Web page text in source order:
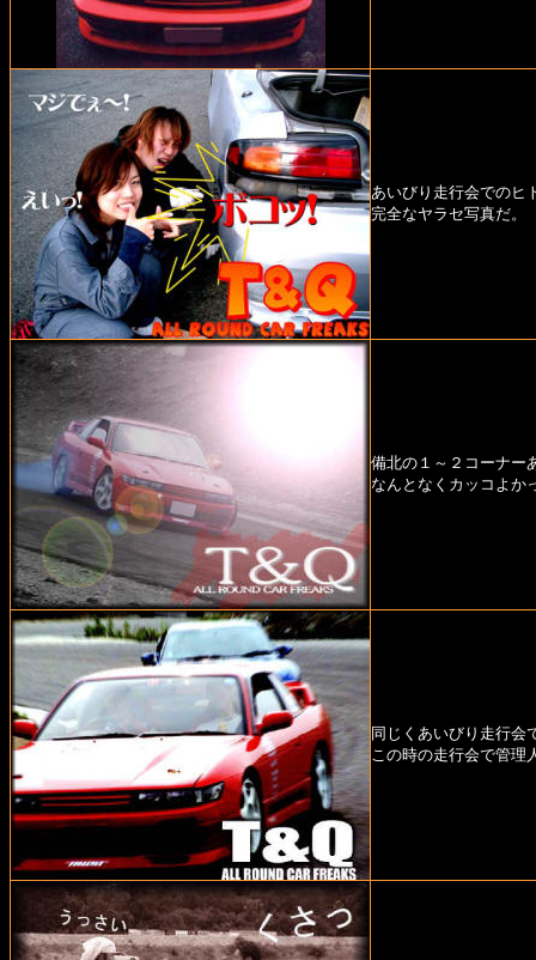
あいびり走行会でのヒ
完全なヤラセ写真だ。
備北の１～２コーナー
なんとなくカッコよか
同じくあいびり走行会
この時の走行会で管理